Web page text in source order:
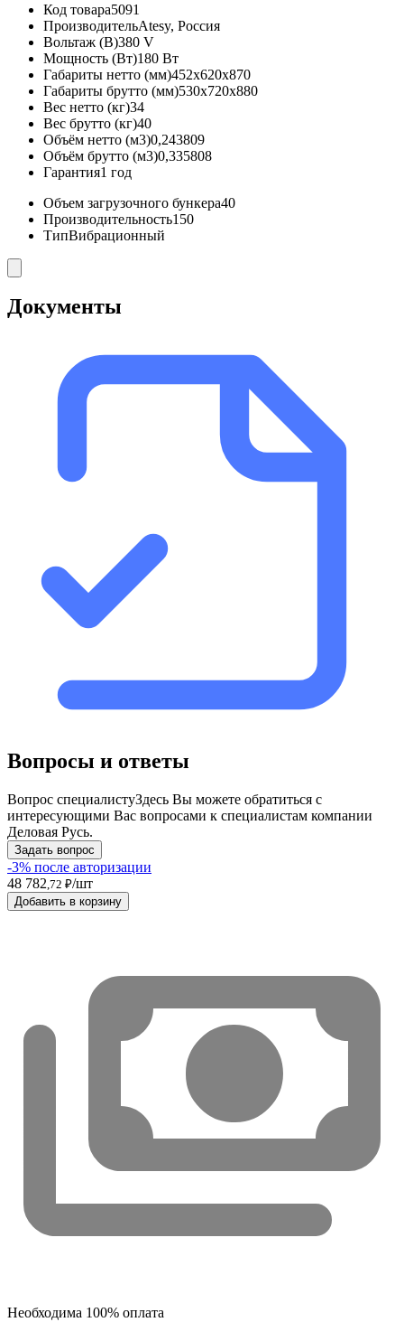
Код товара5091
ПроизводительAtesy, Россия
Вольтаж (В)380 V
Мощность (Вт)180 Вт
Габариты нетто (мм)452x620x870
Габариты брутто (мм)530x720x880
Вес нетто (кг)34
Вес брутто (кг)40
Объём нетто (м3)0,243809
Объём брутто (м3)0,335808
Гарантия1 год
Объем загрузочного бункера40
Производительность150
ТипВибрационный
Документы
Вопросы и ответы
Вопрос специалистуЗдесь Вы можете обратиться с
интересующими Вас вопросами к специалистам компании
Деловая Русь.
Задать вопрос
-3% после авторизации
48 782,72 ₽/шт
Добавить в корзину
Необходима 100% оплата